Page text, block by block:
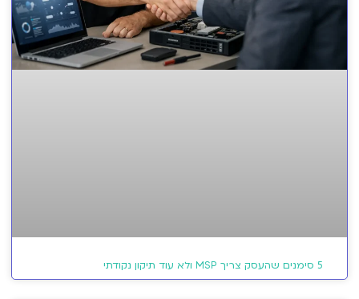
5 סימנים שהעסק צריך MSP ולא עוד תיקון נקודתי